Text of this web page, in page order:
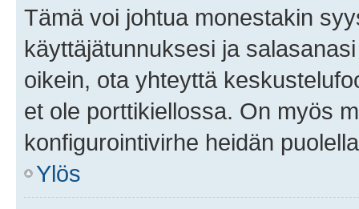
Tämä voi johtua monestakin
käyttäjätunnuksesi ja
oikein, ota yhteyttä
et ole porttikiellossa. On myös
konfigurointivirhe heidän
Ylös